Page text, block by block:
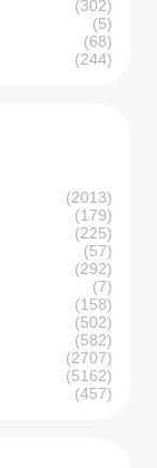
(302)
(5)
(68)
(244)
(2013)
(179)
(225)
(57)
(292)
(7)
(158)
(502)
(582)
(2707)
(5162)
(457)